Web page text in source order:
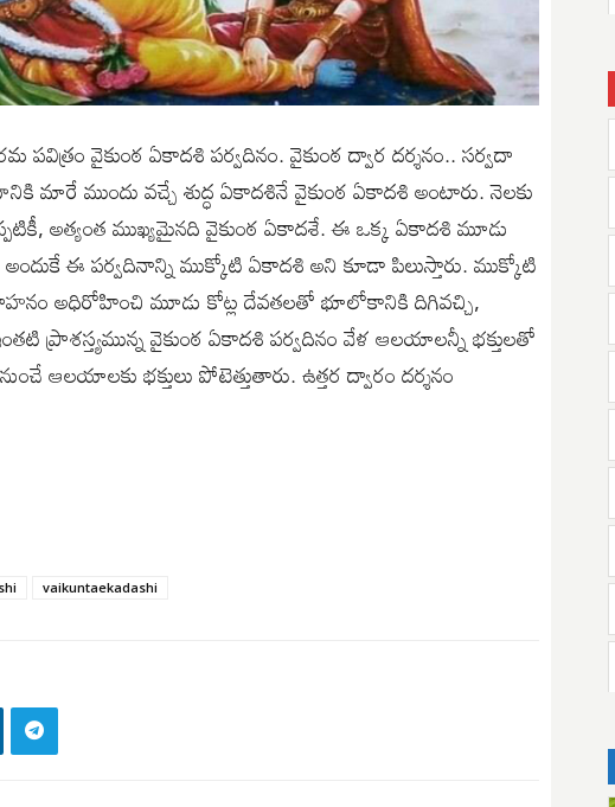
పవిత్రం వైకుంఠ ఏకాదశి పర్వదినం. వైకుంఠ ద్వార దర్శనం.. సర్వదా
మారే ముందు వచ్చే శుద్ధ ఏకాదశినే వైకుంఠ ఏకాదశి అంటారు. నెలకు
అత్యంత ముఖ్యమైనది వైకుంఠ ఏకాదశే. ఈ ఒక్క ఏకాదశి మూడు
ఈ పర్వదినాన్ని ముక్కోటి ఏకాదశి అని కూడా పిలుస్తారు. ముక్కోటి
అధిరోహించి మూడు కోట్ల దేవతలతో భూలోకానికి దిగివచ్చి,
ప్రాశస్త్యమున్న వైకుంఠ ఏకాదశి పర్వదినం వేళ ఆలయాలన్నీ భక్తులతో
భక్తులు పోటెత్తుతారు. ఉత్తర ద్వారం దర్శనం
vaikuntaekadashi